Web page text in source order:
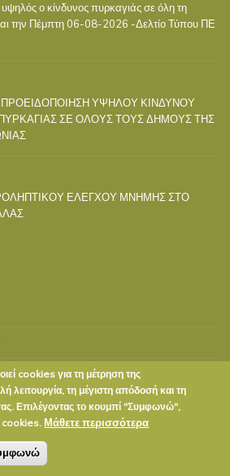
ο κίνδυνος πυρκαγιάς σε όλη τη
την Πέμπτη 06-08-2026 -Δελτίο Τύπου ΠΕ
ΥΨΗΛΟΥ ΚΙΝΔΥΝΟΥ
ΣΕ ΟΛΟΥΣ ΤΟΥΣ ΔΗΜΟΥΣ ΤΗΣ
ΕΛΕΓΧΟΥ ΜΝΗΜΗΣ ΣΤΟ
cookies για τη μέτρηση της
λειτουργία, τη μέγιστη απόδοσή και τη
Επιλέγοντας το κουμπί "Συμφωνώ",
cookies. Μάθετε περισσότερα